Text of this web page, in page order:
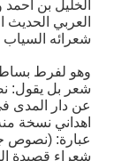
الخليل بن
العربي
شعرائه السياب
وهو لفرط
شعر بل يقول:
عن دار المدى
اهداني نسخة
عبارة: (نصوص
شعراء قصيدة